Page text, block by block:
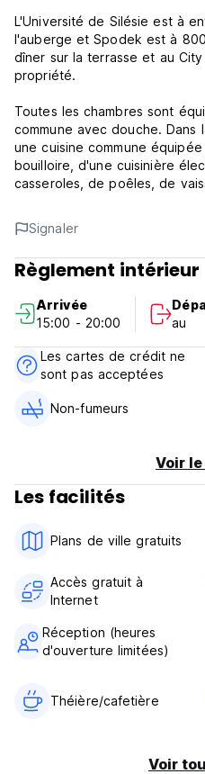
L'Université de Silésie est à
l'auberge et Spodek est à
dîner sur la terrasse et au
propriété.
Toutes les chambres sont
commune avec douche.
une cuisine commune
bouilloire, d'une cuisinière
casseroles, de poêles, de
La gare et la gare routière
minutes à p (Auto-translated
Signaler
Règlement intérieur
Arrivée
15:00 - 20:00
au
Les cartes de crédit ne
sont pas acceptées
Non-fumeurs
Voir
Les facilités
Plans de ville gratuits
Accès gratuit à
Internet
Réception (heures
d'ouverture limitées)
Théière/cafetière
Voir